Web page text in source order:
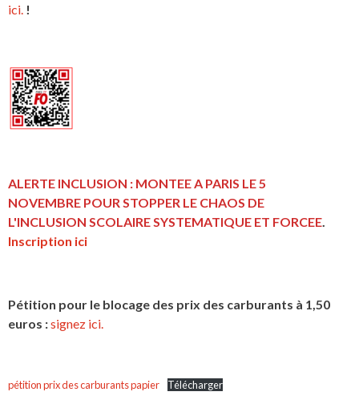
ici. !
ALERTE INCLUSION : MONTEE A PARIS LE 5
NOVEMBRE POUR STOPPER LE CHAOS DE
L'INCLUSION SCOLAIRE SYSTEMATIQUE ET FORCEE
Inscription ici
Pétition pour le blocage des prix des carburants à 1,50
euros :signez ici.
pétition prix des carburants papier Télécharger